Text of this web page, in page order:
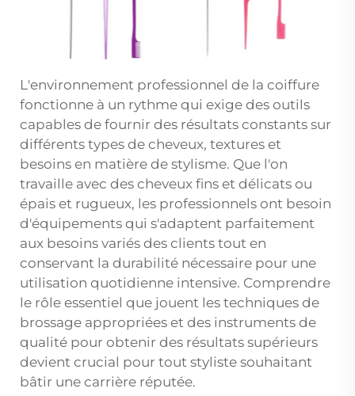
L'environnement professionnel de la coiffure
fonctionne à un rythme qui exige des outils
capables de fournir des résultats constants sur
différents types de cheveux, textures et
besoins en matière de stylisme. Que l'on
travaille avec des cheveux fins et délicats ou
épais et rugueux, les professionnels ont besoin
d'équipements qui s'adaptent parfaitement
aux besoins variés des clients tout en
conservant la durabilité nécessaire pour une
utilisation quotidienne intensive. Comprendre
le rôle essentiel que jouent les techniques de
brossage appropriées et des instruments de
qualité pour obtenir des résultats supérieurs
devient crucial pour tout styliste souhaitant
bâtir une carrière réputée.